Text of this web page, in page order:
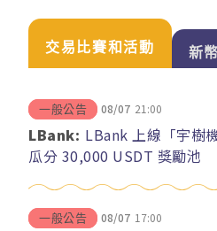
交易比賽和活動 新
一般公告 08/07 21:00
LBank: LBank 上線「宇樹
瓜分 30,000 USDT 獎勵池
一般公告 08/07 17:00